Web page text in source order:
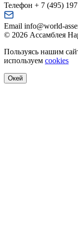
Телефон + 7 (495)
Email info@world-
© 2026 Ассамблея
Пользуясь нашим
используем cookies
Окей